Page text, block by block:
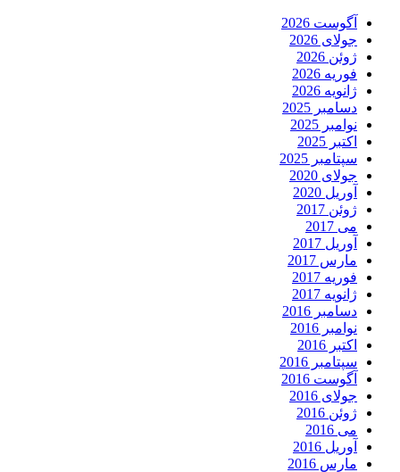
آگوست 2026
جولای 2026
ژوئن 2026
فوریه 2026
ژانویه 2026
دسامبر 2025
نوامبر 2025
اکتبر 2025
سپتامبر 2025
جولای 2020
آوریل 2020
ژوئن 2017
می 2017
آوریل 2017
مارس 2017
فوریه 2017
ژانویه 2017
دسامبر 2016
نوامبر 2016
اکتبر 2016
سپتامبر 2016
آگوست 2016
جولای 2016
ژوئن 2016
می 2016
آوریل 2016
مارس 2016